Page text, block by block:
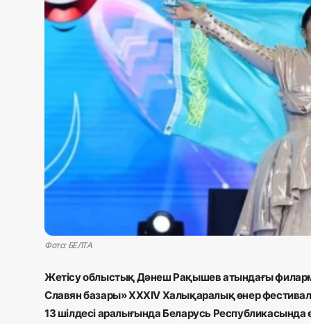
Жаңалықтар
Журналистік зерттеу
Қазақ тілі
Фото: БЕЛТА
Жетісу облыстық Дәнеш Рақышев атындағы
Славян базары» XXXIV Халықаралық өнер
13 шілдесі аралығында Беларусь